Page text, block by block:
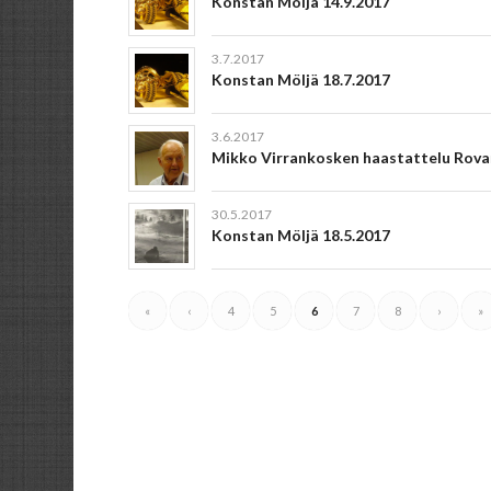
3.7.2017
Konstan Möljä 18.7.2017
3.6.2017
Mikko Virrankosken haastattelu
30.5.2017
Konstan Möljä 18.5.2017
« ‹ 4 5 6 7 8 › »